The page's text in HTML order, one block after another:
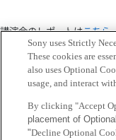
講演会のレポートはこちら
Back to Index
会社概要 アクセス ご
Sony uses Strictly
These cookies are
also uses Optional
usage, and interact
By clicking "Accept
placement of
"Decline Optional